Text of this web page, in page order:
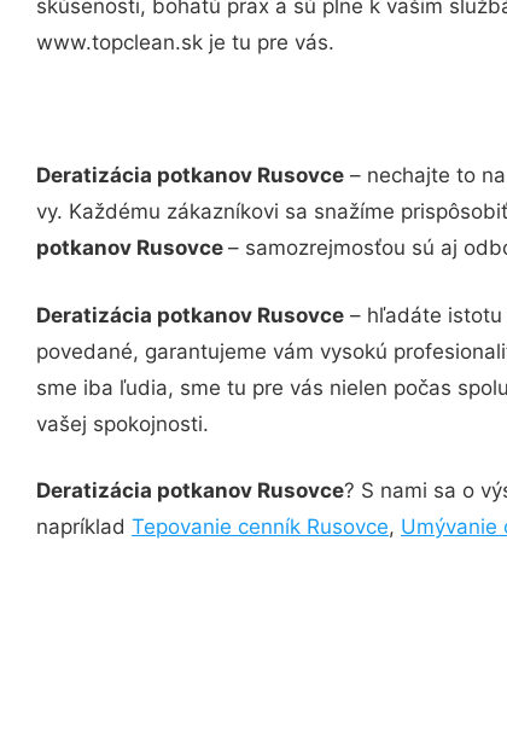
skúsenosti, bohatú prax a sú plne k vašim
www.topclean.sk je tu pre vás.
Deratizácia potkanov Rusovce – nechajte to
vy. Každému zákazníkovi sa snažíme
potkanov Rusovce – samozrejmosťou sú aj
Deratizácia potkanov Rusovce – hľadáte istotu
povedané, garantujeme vám vysokú
sme iba ľudia, sme tu pre vás nielen počas
vašej spokojnosti.
Deratizácia potkanov Rusovce? S nami sa o
napríklad Tepovanie cenník Rusovce, Umývanie